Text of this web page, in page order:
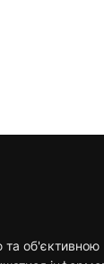
та об'єктивною